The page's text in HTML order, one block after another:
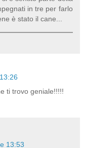
in tre per farlo
è stato il cane...
ti trovo geniale!!!!!
13:53